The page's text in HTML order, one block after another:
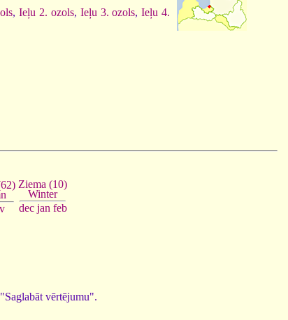
, Ieļu 2. ozols, Ieļu 3. ozols,Ieļu 4.
Ziema (10)
Winter
dec jan feb
vērtējumu".